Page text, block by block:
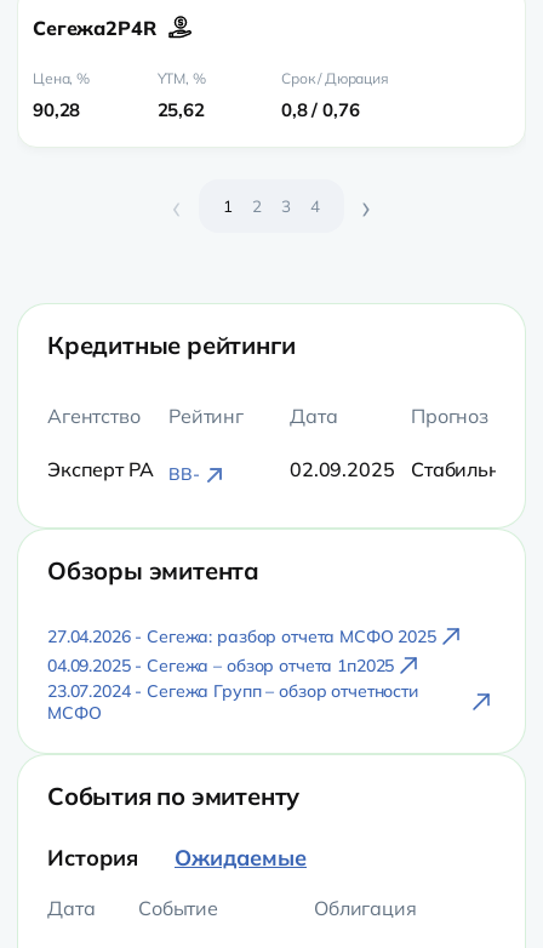
Сегежа2P4R
90,28 25,62 0,8 / 0,76
‹ 1 2 3 4 ›
Кредитные рейтинги
Агентство Рейтинг Дата Прогноз
Эксперт РА BB- 02.09.2025 Стабильный
Обзоры эмитента
27.04.2026 - Сегежа: разбор отчета МСФО 2025
04.09.2025 - Сегежа – обзор отчета 1п2025
23.07.2024 - Сегежа Групп – обзор отчетности
МСФО
События по эмитенту
История Ожидаемые
Дата Событие Облигация